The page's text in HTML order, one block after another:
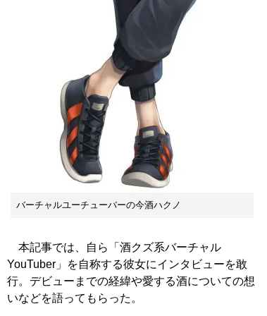
バーチャルユーチューバーの今酒ハクノ
本記事では、自ら「酒クズ系バーチャル
YouTuber」を自称する彼女にインタビューを敢
行。デビューまでの経緯や愛する酒についての想
いなどを語ってもらった。